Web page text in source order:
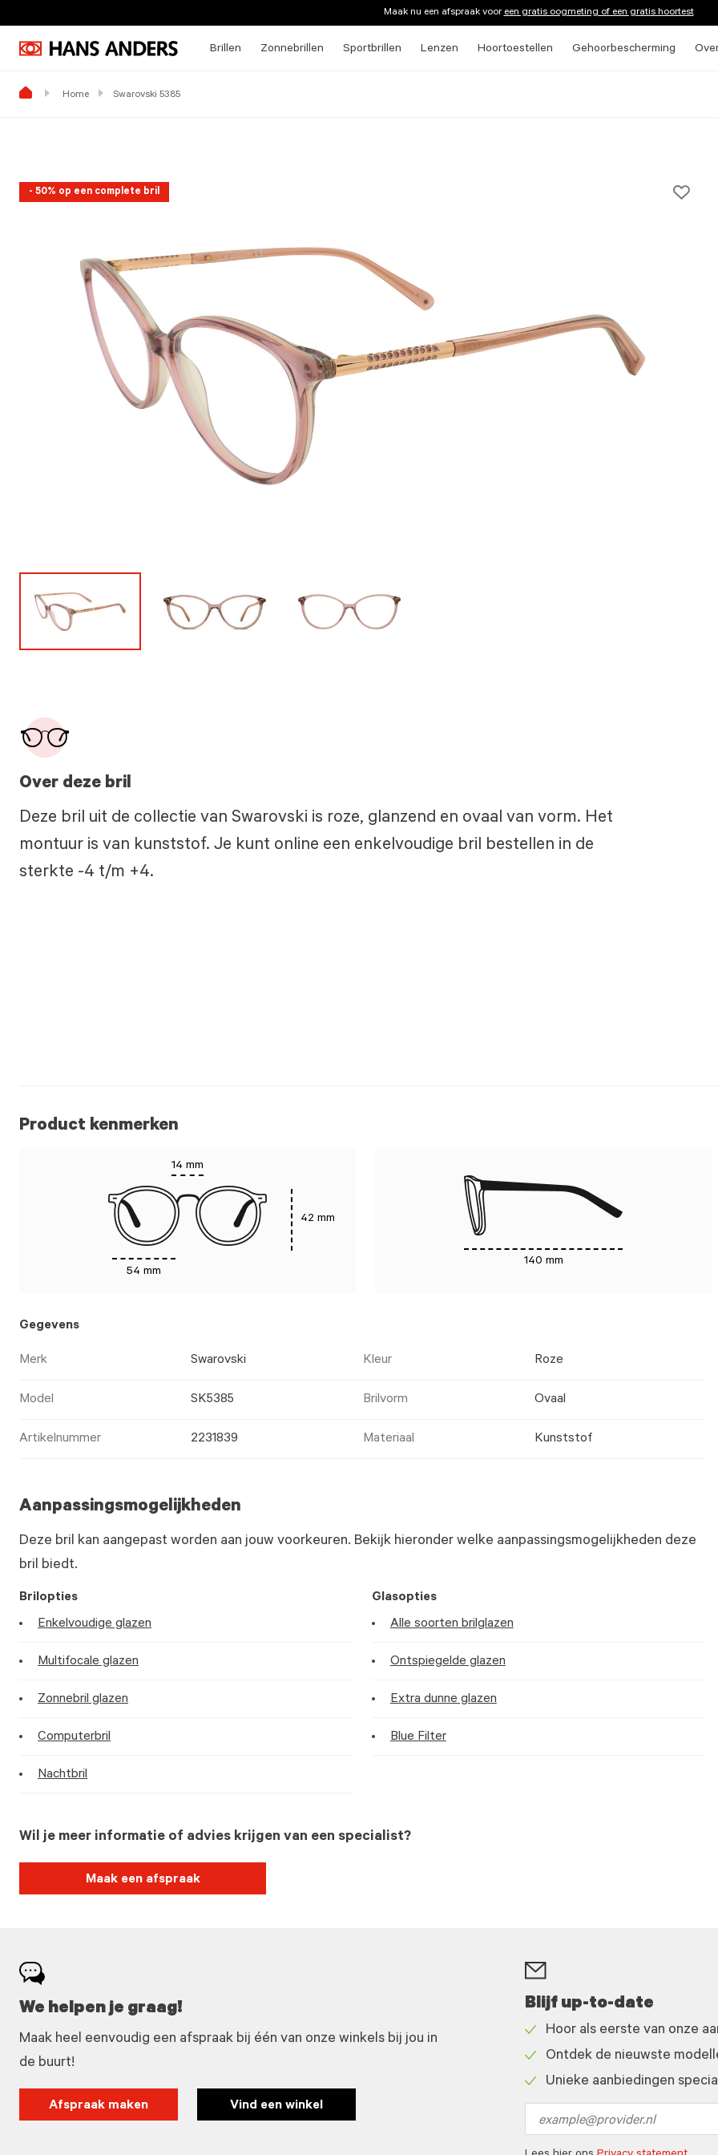
Maak nu een afspraak vooreen gratis oogmeting of een gratis hoortest
Brillen Zonnebrillen Sportbrillen Lenzen Hoortoestellen Gehoorbescherming
Home Swarovski 5385
- 50% op een complete bril
Over deze bril
Deze bril uit de collectie van Swarovski is roze, glanzend en ovaal van vorm. Het
montuur is van kunststof. Je kunt online een enkelvoudige bril bestellen in de
sterkte -4 t/m +4.
Product kenmerken
14 mm
54 mm
42 mm
140 mm
Gegevens
Merk Swarovski Kleur Roze
Model SK5385 Brilvorm Ovaal
Artikelnummer 2231839 Materiaal Kunststof
Aanpassingsmogelijkheden
Deze bril kan aangepast worden aan jouw voorkeuren. Bekijk hieronder welke aanpassingsmogelijkheden deze
bril biedt.
Brilopties
Enkelvoudige glazen
Multifocale glazen
Zonnebril glazen
Computerbril
Nachtbril
Glasopties
Alle soorten brilglazen
Ontspiegelde glazen
Extra dunne glazen
Blue Filter
Wil je meer informatie of advies krijgen van een specialist?
Maak een afspraak
We helpen je graag!
Maak heel eenvoudig een afspraak bij één van onze winkels bij jou in
de buurt!
Afspraak maken Vind een winkel
Blijf up-to-date
icon
Hoor als eerste van onze
icon
Ontdek de nieuwste
Unieke aanbiedingen
address